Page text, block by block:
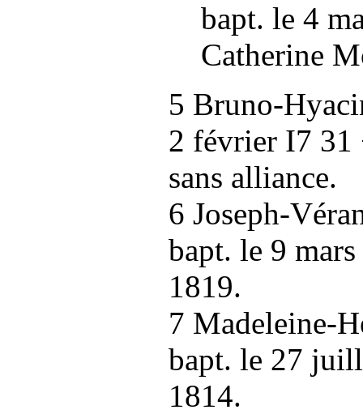
bapt. le 4
Catherine
5 Bruno-
2 février I7 31
sans alliance.
6 Joseph-
bapt. le 9
1819.
7 Madeleine-
bapt. le 27
1814.